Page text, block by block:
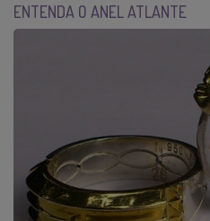
ENTENDA O ANEL ATLANTE